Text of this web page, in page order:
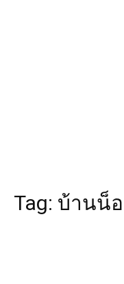
Tag: บ้านน็